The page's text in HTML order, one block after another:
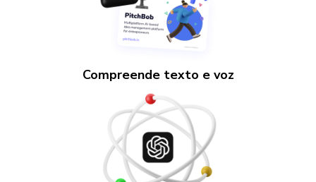
Compreende texto e voz